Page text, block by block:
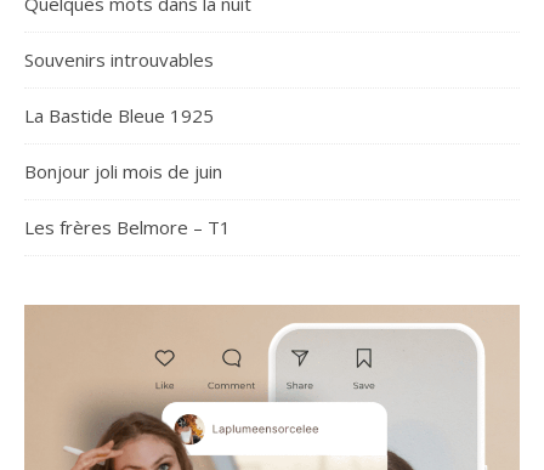
Souvenirs introuvables
La Bastide Bleue 1925
Bonjour joli mois de juin
Les frères Belmore – T1